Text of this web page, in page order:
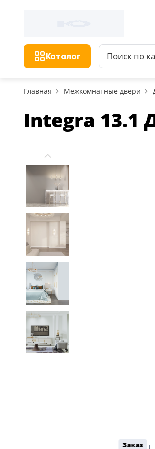
Каталог
Главная Межкомнатные двери
Integra 13.1
Заказ